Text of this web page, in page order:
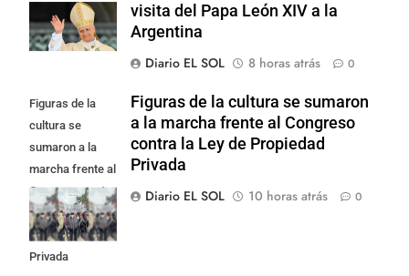
visita del Papa León XIV a la
Argentina
Diario EL SOL
8 horas atrás 0
Figuras de la
cultura se
sumaron a la
marcha frente al
Congreso contra
la Ley de
Propiedad
Privada
Figuras de la cultura se sumaron
a la marcha frente al Congreso
contra la Ley de Propiedad
Privada
Diario EL SOL
10 horas atrás 0